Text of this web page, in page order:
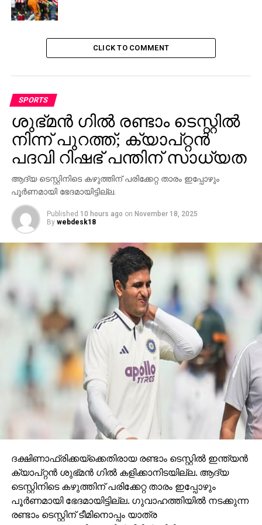
ബഹുമാനിക്കുന്ന ഒരാള്‍ വാങ്ങാന്‍ മുന്നോട്ടു വരുന്നതു
വരെ ക്ലബ്ബിലെ ദൈനംദിന കാര്യങ്ങള്‍
മുഖവിലക്കെടുക്കണമെന്നും പെറ്റീഷനില്‍ പറയുന്നു.
RELATED TOPICS: FOOTBALL SUNDERLAND
UP NEXT
നോര്‍ത്ത് ഈസ്റ്റിനെതിരെ മുംബൈക്ക് ജയം;
പ്രതീക്ഷ
DON'T MISS
രാജസ്ഥാന്‍ പരീക്ഷ എളുപ്പമെഴുതി കേരളം
CLICK TO COMMENT
SPORTS
ശുഭ്മന്‍ ഗില്‍ രണ്ടാം ടെസ്റ്റില്‍
നിന്ന് പുറത്ത്; ക്യാപ്റ്റന്‍
പദവി റിഷഭ് പന്തിന് സാധ്യത
ആദ്യ ടെസ്റ്റിനിടെ കഴുത്തിന് പരിക്കേറ്റ താരം ഇപ്പോഴും
പൂർണമായി ഭേദമായിട്ടില്ല.
Published 10 hours ago on November 18, 2025
By webdesk18
ദക്ഷിണാഫ്രിക്കയ്‌ക്കെതിരായ രണ്ടാം ടെസ്റ്റിൽ ഇന്ത്യൻ
ക്യാപ്റ്റൻ ശുഭ്മൻ ഗിൽ കളിക്കാനിടയില്ല. ആദ്യ
ടെസ്റ്റിനിടെ കഴുത്തിന് പരിക്കേറ്റ താരം ഇപ്പോഴും
പൂർണമായി ഭേദമായിട്ടില്ല. ഗുവാഹത്തിയിൽ നടക്കുന്ന
രണ്ടാം ടെസ്റ്റിന് ടീമിനൊപ്പം യാത്ര